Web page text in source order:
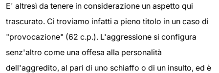
E' altresì da tenere in considerazione un aspetto qui
trascurato. Ci troviamo infatti a pieno titolo in un caso di
"provocazione" (62 c.p.). L'aggressione si configura
senz'altro come una offesa alla personalità
dell'aggredito, al pari di uno schiaffo o di un insulto, ed è